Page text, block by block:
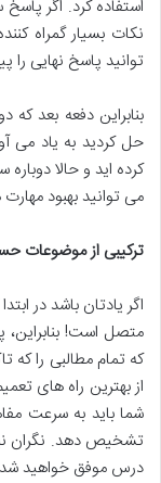
استفاده کرد. اگر پاسخ
نکات بسیار گمراه
توانید پاسخ نهایی
بنابراین دفعه بعد که
حل کردید به یاد می
کرده اید و حالا
می توانید بهبود
ترکیبی از موضوعات
اگر یادتان باشد در
متصل است! بنابراین،
که تمام مطالبی را
از بهترین راه های
شما باید به سرعت
تشخیص دهد. نگران
درس موفق خواهید